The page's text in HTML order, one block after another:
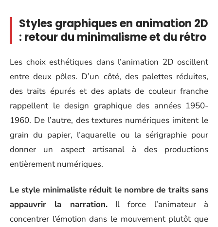
Styles graphiques en animation 2D
: retour du minimalisme et du rétro
Les choix esthétiques dans l’animation 2D oscillent
entre deux pôles. D’un côté, des palettes réduites,
des traits épurés et des aplats de couleur franche
rappellent le design graphique des années 1950-
1960. De l’autre, des textures numériques imitent le
grain du papier, l’aquarelle ou la sérigraphie pour
donner un aspect artisanal à des productions
entièrement numériques.
Le style minimaliste réduit le nombre de traits sans
appauvrir la narration.Il force l’animateur à
concentrer l’émotion dans le mouvement plutôt que